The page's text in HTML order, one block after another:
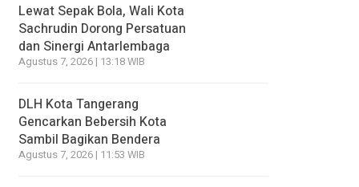
Lewat Sepak Bola, Wali Kota
Sachrudin Dorong Persatuan
dan Sinergi Antarlembaga
Agustus 7, 2026 | 13:18 WIB
DLH Kota Tangerang
Gencarkan Bebersih Kota
Sambil Bagikan Bendera
Agustus 7, 2026 | 11:53 WIB